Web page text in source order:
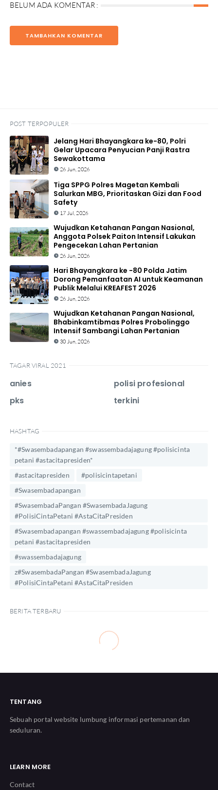
BELUM ADA KOMENTAR :
TAMBAHKAN KOMENTAR
POST TERPOPULER
Jelang Hari Bhayangkara ke-80, Polri
Gelar Upacara Penyucian Panji Rastra
Sewakottama
26 Jun, 2026
Tiga SPPG Polres Magetan Kembali
Salurkan MBG, Prioritaskan Gizi dan Food
Safety
17 Jul, 2026
Wujudkan Ketahanan Pangan Nasional,
Anggota Polsek Paiton Intensif Lakukan
Pengecekan Lahan Pertanian
26 Jun, 2026
Hari Bhayangkara ke -80 Polda Jatim
Dorong Pemanfaatan AI untuk Keamanan
Publik Melalui KREAFEST 2026
26 Jun, 2026
Wujudkan Ketahanan Pangan Nasional,
Bhabinkamtibmas Polres Probolinggo
Intensif Sambangi Lahan Pertanian
30 Jun, 2026
TAGAR VIRAL 2021
anies
pks
polisi profesional
terkini
HASHTAG
*#Swasembadapangan #swassembadajagung #polisicinta
petani #astacitapresiden*
#astacitapresiden
#polisicintapetani
#Swasembadapangan
#SwasembadaPangan #SwasembadaJagung
#PolisiCintaPetani #AstaCitaPresiden
#Swasembadapangan #swassembadajagung #polisicinta
petani #astacitapresiden
#swassembadajagung
z#SwasembadaPangan #SwasembadaJagung
#PolisiCintaPetani #AstaCitaPresiden
BERITA TERBARU
TENTANG
Sebuah portal website lumbung informasi pertemanan dan
seduluran.
LEARN MORE
Contact